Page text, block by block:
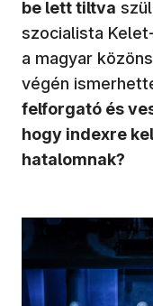
be lett tiltva
szocialista
a magyar
végén
felforgató és
hogy indexre
hatalomnak?